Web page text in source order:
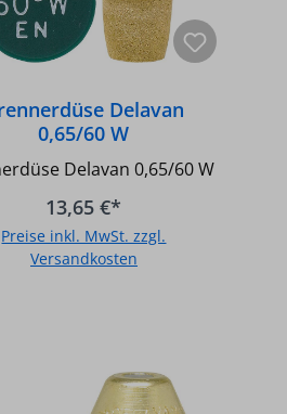
Delavan
0,65/60 W
Delavan 0,65/60 W
13,65 €*
Preise inkl. MwSt. zzgl.
Versandkosten